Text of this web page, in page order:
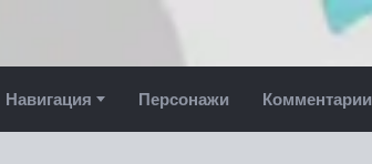
Навигация Персонажи Комментарии